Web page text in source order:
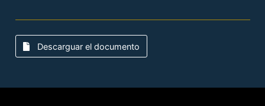
Descarguar el documento